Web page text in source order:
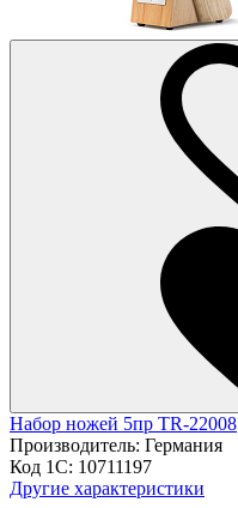
Набор ножей 5пр TR-22008
Производитель: Германия
Код 1С: 10711197
Другие характеристики